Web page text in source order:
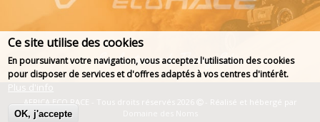
AFRICA ECO RACE - Tous droits réservés 2026
- Réalisé et hébergé par
Ce site utilise des cookies
En poursuivant votre navigation, vous acceptez l'utilisation des cookies
pour disposer de services et d'offres adaptés à vos centres d'intérêt.
Plus d'info
OK, j'accepte